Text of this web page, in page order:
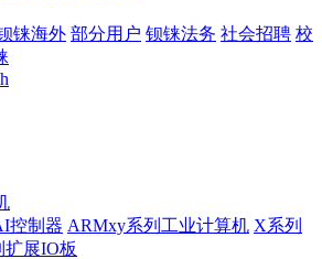
铼海外 部分用户 钡铼法务 社会招聘 校
控制器 ARMxy系列工业计算机 X系列
展IO板